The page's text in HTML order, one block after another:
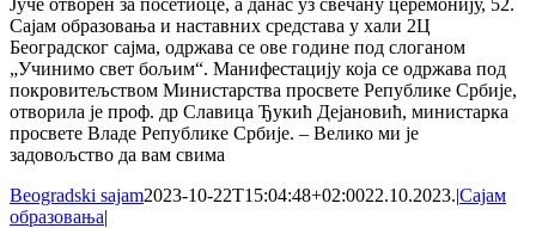
Сајам образовања и наставних средстава у хали 2Ц
Београдског сајма, одржава се ове године под слоганом
„Учинимо свет бољим“. Манифестацију која се одржава под
покровитељством Министарства просвете Републике Србије,
отворила је проф. др Славица Ђукић Дејановић, министарка
просвете Владе Републике Србије. – Велико ми је
задовољство да вам свима
Beogradski sajam2023-10-22T15:04:48+02:0022.10.2023.|Сајам
образовања|